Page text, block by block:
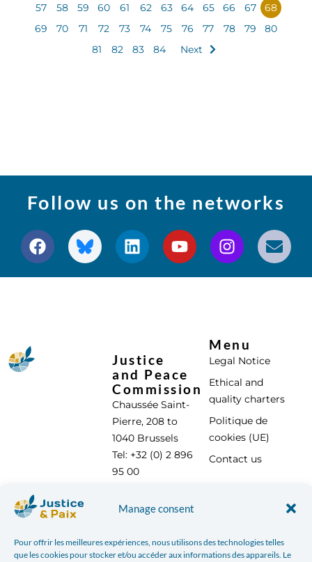
Manage consent
Pour offrir les meilleures expériences, nous utilisons des technologies telles
que les cookies pour stocker et/ou accéder aux informations des appareils. Le
57
58 59 60 61 62 63 64 65 66 67
68
69
70 71 72 73 74 75 76 77 78 79
80
81
82 83 84 Next
Follow us on the networks
Justice
and Peace
Commission
Chaussée Saint-
Pierre, 208 to
1040 Brussels
Tel: +32 (0) 2 896
95 00
Menu
Legal Notice
Ethical and
quality charters
Politique de
cookies (UE)
Contact us
With the support of :